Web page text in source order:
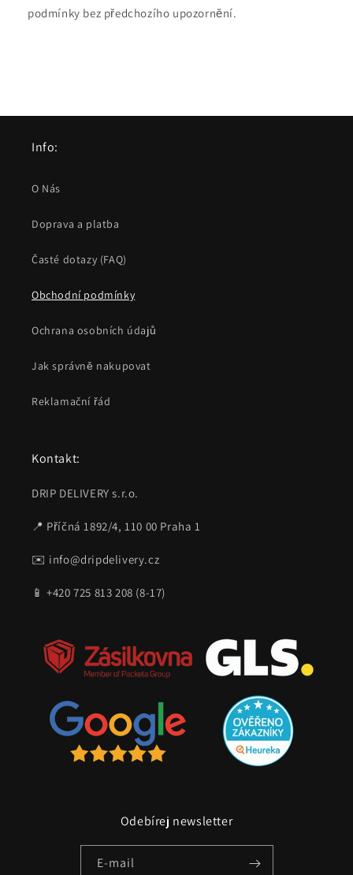
podmínky bez předchozího upozornění.
Info:
O Nás
Doprava a platba
Časté dotazy (FAQ)
Obchodní podmínky
Ochrana osobních údajů
Jak správně nakupovat
Reklamační řád
Kontakt:
DRIP DELIVERY s.r.o.
📍 Příčná 1892/4, 110 00 Praha 1
✉️ info@dripdelivery.cz
📱 +420 725 813 208 (8-17)
Odebírej newsletter
E-mail